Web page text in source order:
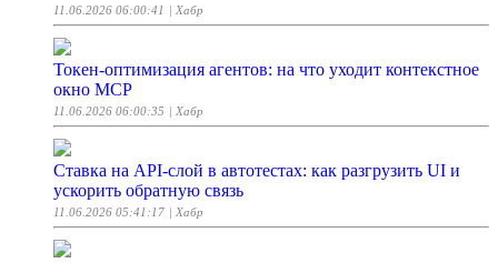
11.06.2026 06:00:41 | Хабр
Токен-оптимизация агентов: на что уходит контекстное
окно MCP
11.06.2026 06:00:35 | Хабр
Ставка на API-слой в автотестах: как разгрузить UI и
ускорить обратную связь
11.06.2026 05:41:17 | Хабр